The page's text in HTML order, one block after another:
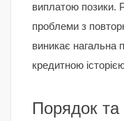
виплатою позики.
проблеми з
виникає нагальна
кредитною
Порядок